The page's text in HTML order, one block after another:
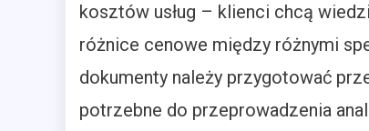
kosztów usług – klienci chcą
różnice cenowe między różnymi
dokumenty należy przygotować
potrzebne do przeprowadzenia